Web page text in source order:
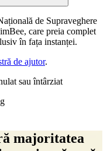
de Supraveghere
care preia complet
în fața instanței.
de ajutor.
sau întârziat
majoritatea